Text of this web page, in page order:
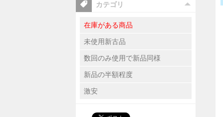
カテゴリ
在庫がある商品
未使用新古品
数回のみ使用で新品同様
新品の半額程度
激安